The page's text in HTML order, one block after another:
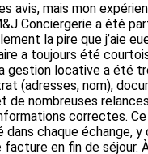
avis, mais mon
Conciergerie a été
la pire que j’aie
a toujours été
gestion locative a été
(adresses, nom),
de nombreuses
correctes.
dans chaque échange, y
en fin de séjour.